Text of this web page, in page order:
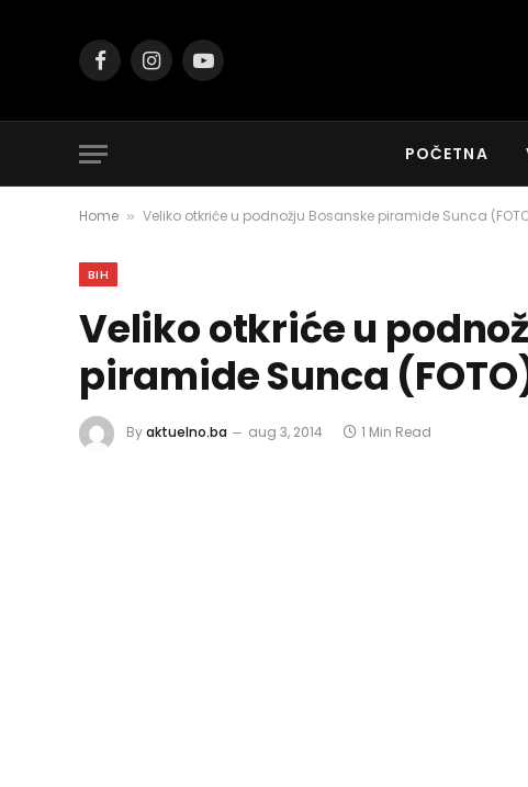
FacebookInstagramYouTube
POČETNA
Home » Veliko otkriće u podnožju Bosanske piramide Sunca
BIH
Veliko otkriće u
piramide Sunca
Byaktuelno.ba aug 3, 2014 1 Min Read